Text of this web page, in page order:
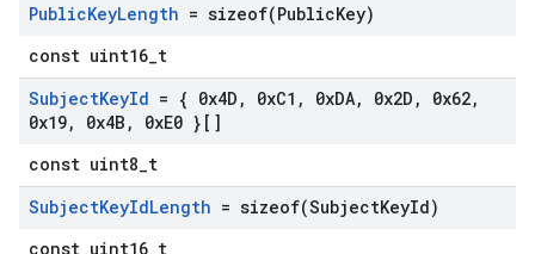
PublicKeyLength = sizeof(PublicKey)
const uint16_t
SubjectKeyId = { 0x4D , 0xC1 , 0xDA, 0x2D , 0x62,
0x19, 0x4B , 0xE0 }[]
const uint8_t
SubjectKeyIdLength = sizeof(SubjectKeyId)
const uint16_t